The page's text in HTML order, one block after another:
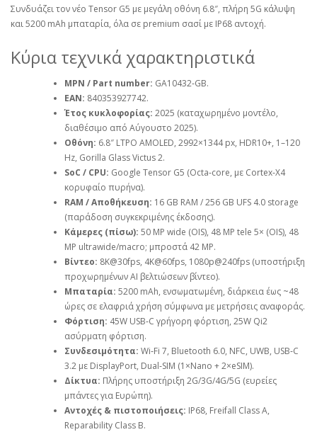
Συνδυάζει τον νέο Tensor G5 με μεγάλη οθόνη 6.8″, πλήρη 5G κάλυψη
και 5200 mAh μπαταρία, όλα σε premium σασί με IP68 αντοχή.
Κύρια τεχνικά χαρακτηριστικά
MPN / Part number: GA10432‑GB.
EAN: 840353927742.
Έτος κυκλοφορίας: 2025 (καταχωρημένο μοντέλο,
διαθέσιμο από Αύγουστο 2025).
Οθόνη: 6.8″ LTPO AMOLED, 2992×1344 px, HDR10+, 1–120
Hz, Gorilla Glass Victus 2.
SoC / CPU: Google Tensor G5 (Octa‑core, με Cortex‑X4
κορυφαίο πυρήνα).
RAM / Αποθήκευση: 16 GB RAM / 256 GB UFS 4.0 storage
(παράδοση συγκεκριμένης έκδοσης).
Κάμερες (πίσω): 50 MP wide (OIS), 48 MP tele 5× (OIS), 48
MP ultrawide/macro; μπροστά 42 MP.
Βίντεο: 8K@30fps, 4K@60fps, 1080p@240fps (υποστήριξη
προχωρημένων AI βελτιώσεων βίντεο).
Μπαταρία: 5200 mAh, ενσωματωμένη, διάρκεια έως ~48
ώρες σε ελαφριά χρήση σύμφωνα με μετρήσεις αναφοράς.
Φόρτιση: 45W USB‑C γρήγορη φόρτιση, 25W Qi2
ασύρματη φόρτιση.
Συνδεσιμότητα: Wi‑Fi 7, Bluetooth 6.0, NFC, UWB, USB‑C
3.2 με DisplayPort, Dual‑SIM (1×Nano + 2×eSIM).
Δίκτυα: Πλήρης υποστήριξη 2G/3G/4G/5G (ευρείες
μπάντες για Ευρώπη).
Αντοχές & πιστοποιήσεις: IP68, Freifall Class A,
Reparability Class B.